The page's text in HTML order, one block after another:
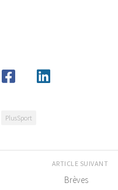
PlusSport
ARTICLE SUIVANT
Brèves